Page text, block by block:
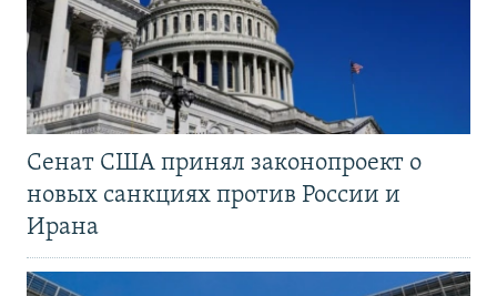
Сенат США принял законопроект о
новых санкциях против России и
Ирана